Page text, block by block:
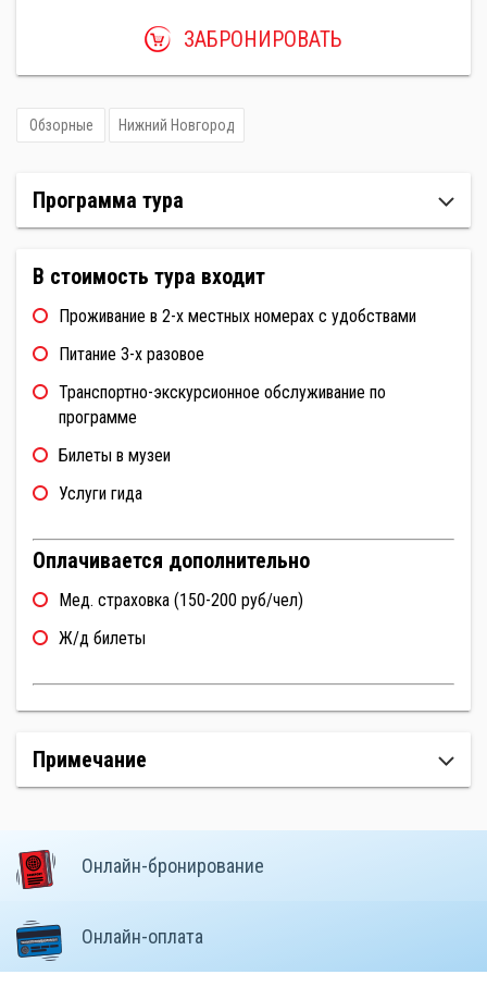
ЗАБРОНИРОВАТЬ
Обзорные Нижний Новгород
Программа тура
В стоимость тура входит
Проживание в 2-х местных номерах с удобствами
Питание 3-х разовое
Транспортно-экскурсионное обслуживание по
программе
Билеты в музеи
Услуги гида
Оплачивается дополнительно
Мед. страховка (150-200 руб/чел)
Ж/д билеты
Примечание
Онлайн-бронирование
Онлайн-оплата